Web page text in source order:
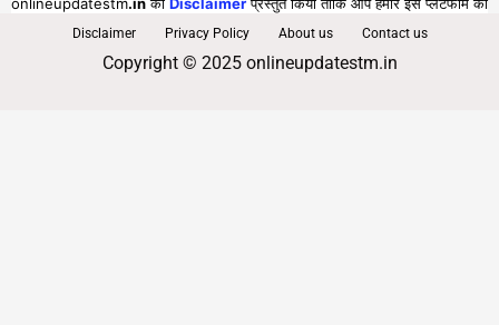
onlineupdatestm.inका Disclaimerप्रस्तुत किया ताकि आप हमारे इस प्लेटफॉर्म का
पूरा व भरपूर लाभ प्राप्त कर सकें।
Disclaimer Privacy Policy About us Contact us
Copyright © 2025 onlineupdatestm.in